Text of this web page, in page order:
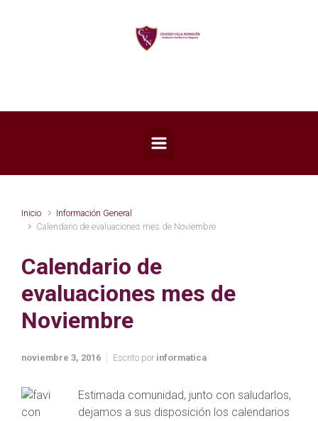
Inicio
Información General
Calendario de evaluaciones mes de Noviembre
Calendario de
evaluaciones mes de
Noviembre
noviembre 3, 2016 Escrito por informatica
Estimada comunidad, junto con saludarlos,
dejamos a sus disposición los calendarios